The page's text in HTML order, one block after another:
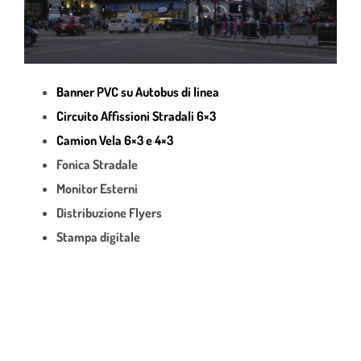
Banner PVC su Autobus di linea
Circuito Affissioni Stradali 6×3
Camion Vela 6×3 e 4×3
Fonica Stradale
Monitor Esterni
Distribuzione Flyers
Stampa digitale